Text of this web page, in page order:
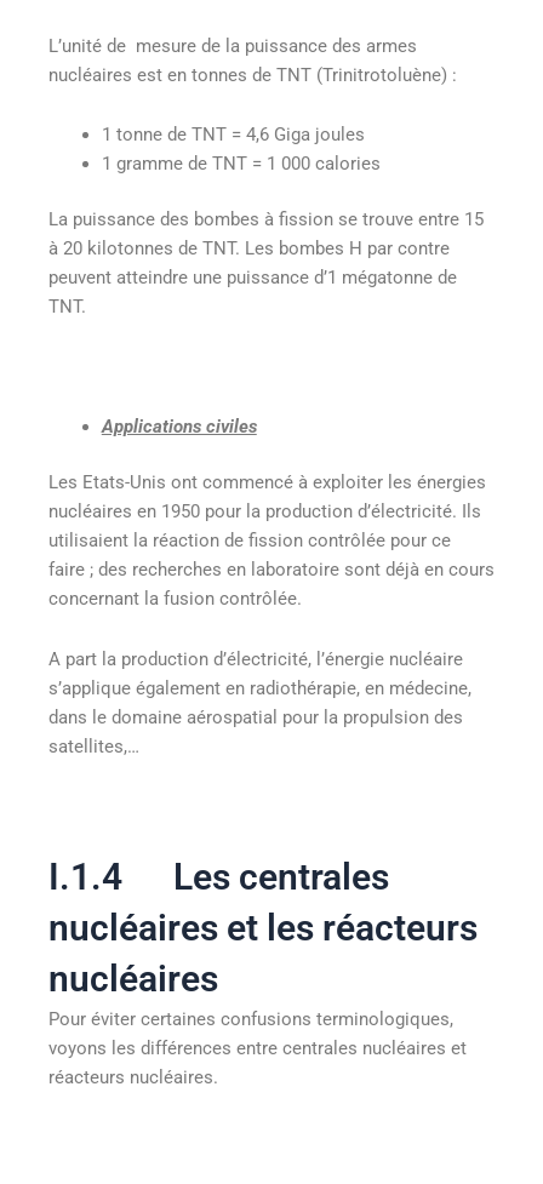
L’unité de mesure de la puissance des armes
nucléaires est en tonnes de TNT (Trinitrotoluène) :
1 tonne de TNT = 4,6 Giga joules
1 gramme de TNT = 1 000 calories
La puissance des bombes à fission se trouve entre 15
à 20 kilotonnes de TNT. Les bombes H par contre
peuvent atteindre une puissance d’1 mégatonne de
TNT.
Applications civiles
Les Etats-Unis ont commencé à exploiter les énergies
nucléaires en 1950 pour la production d’électricité. Ils
utilisaient la réaction de fission contrôlée pour ce
faire ; des recherches en laboratoire sont déjà en cours
concernant la fusion contrôlée.
A part la production d’électricité, l’énergie nucléaire
s’applique également en radiothérapie, en médecine,
dans le domaine aérospatial pour la propulsion des
satellites,…
I.1.4 Les centrales
nucléaires et les réacteurs
nucléaires
Pour éviter certaines confusions terminologiques,
voyons les différences entre centrales nucléaires et
réacteurs nucléaires.